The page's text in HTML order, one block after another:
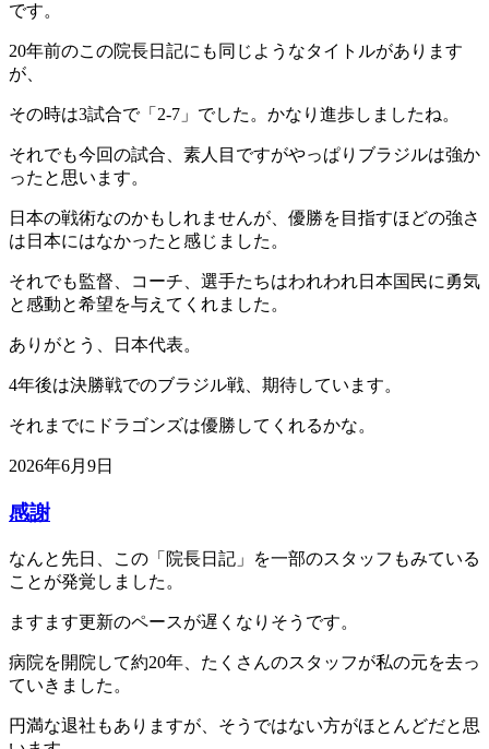
です。
20年前のこの院長日記にも同じようなタイトルがあります
が、
その時は3試合で「2-7」でした。かなり進歩しましたね。
それでも今回の試合、素人目ですがやっぱりブラジルは強か
ったと思います。
日本の戦術なのかもしれませんが、優勝を目指すほどの強さ
は日本にはなかったと感じました。
それでも監督、コーチ、選手たちはわれわれ日本国民に勇気
と感動と希望を与えてくれました。
ありがとう、日本代表。
4年後は決勝戦でのブラジル戦、期待しています。
それまでにドラゴンズは優勝してくれるかな。
2026年6月9日
感謝
なんと先日、この「院長日記」を一部のスタッフもみている
ことが発覚しました。
ますます更新のペースが遅くなりそうです。
病院を開院して約20年、たくさんのスタッフが私の元を去っ
ていきました。
円満な退社もありますが、そうではない方がほとんどだと思